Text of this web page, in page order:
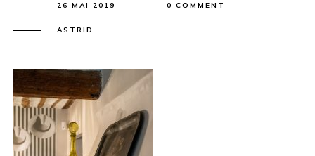
26 MAI 2019 0 COMMENT
ASTRID